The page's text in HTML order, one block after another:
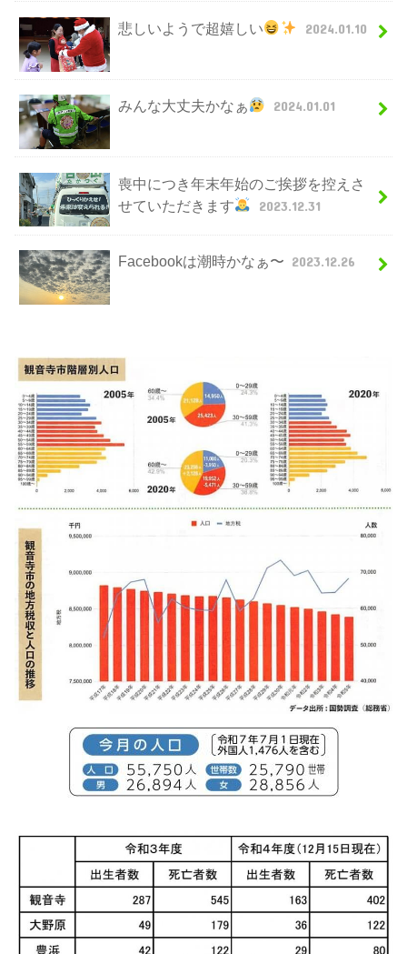
悲しいようで超嬉しい 2024.01.10
みんな大丈夫かなぁ 2024.01.01
喪中につき年末年始のご挨拶を控えさ
せていただきます
2023.12.31
Facebookは潮時かなぁ〜 2023.12.26